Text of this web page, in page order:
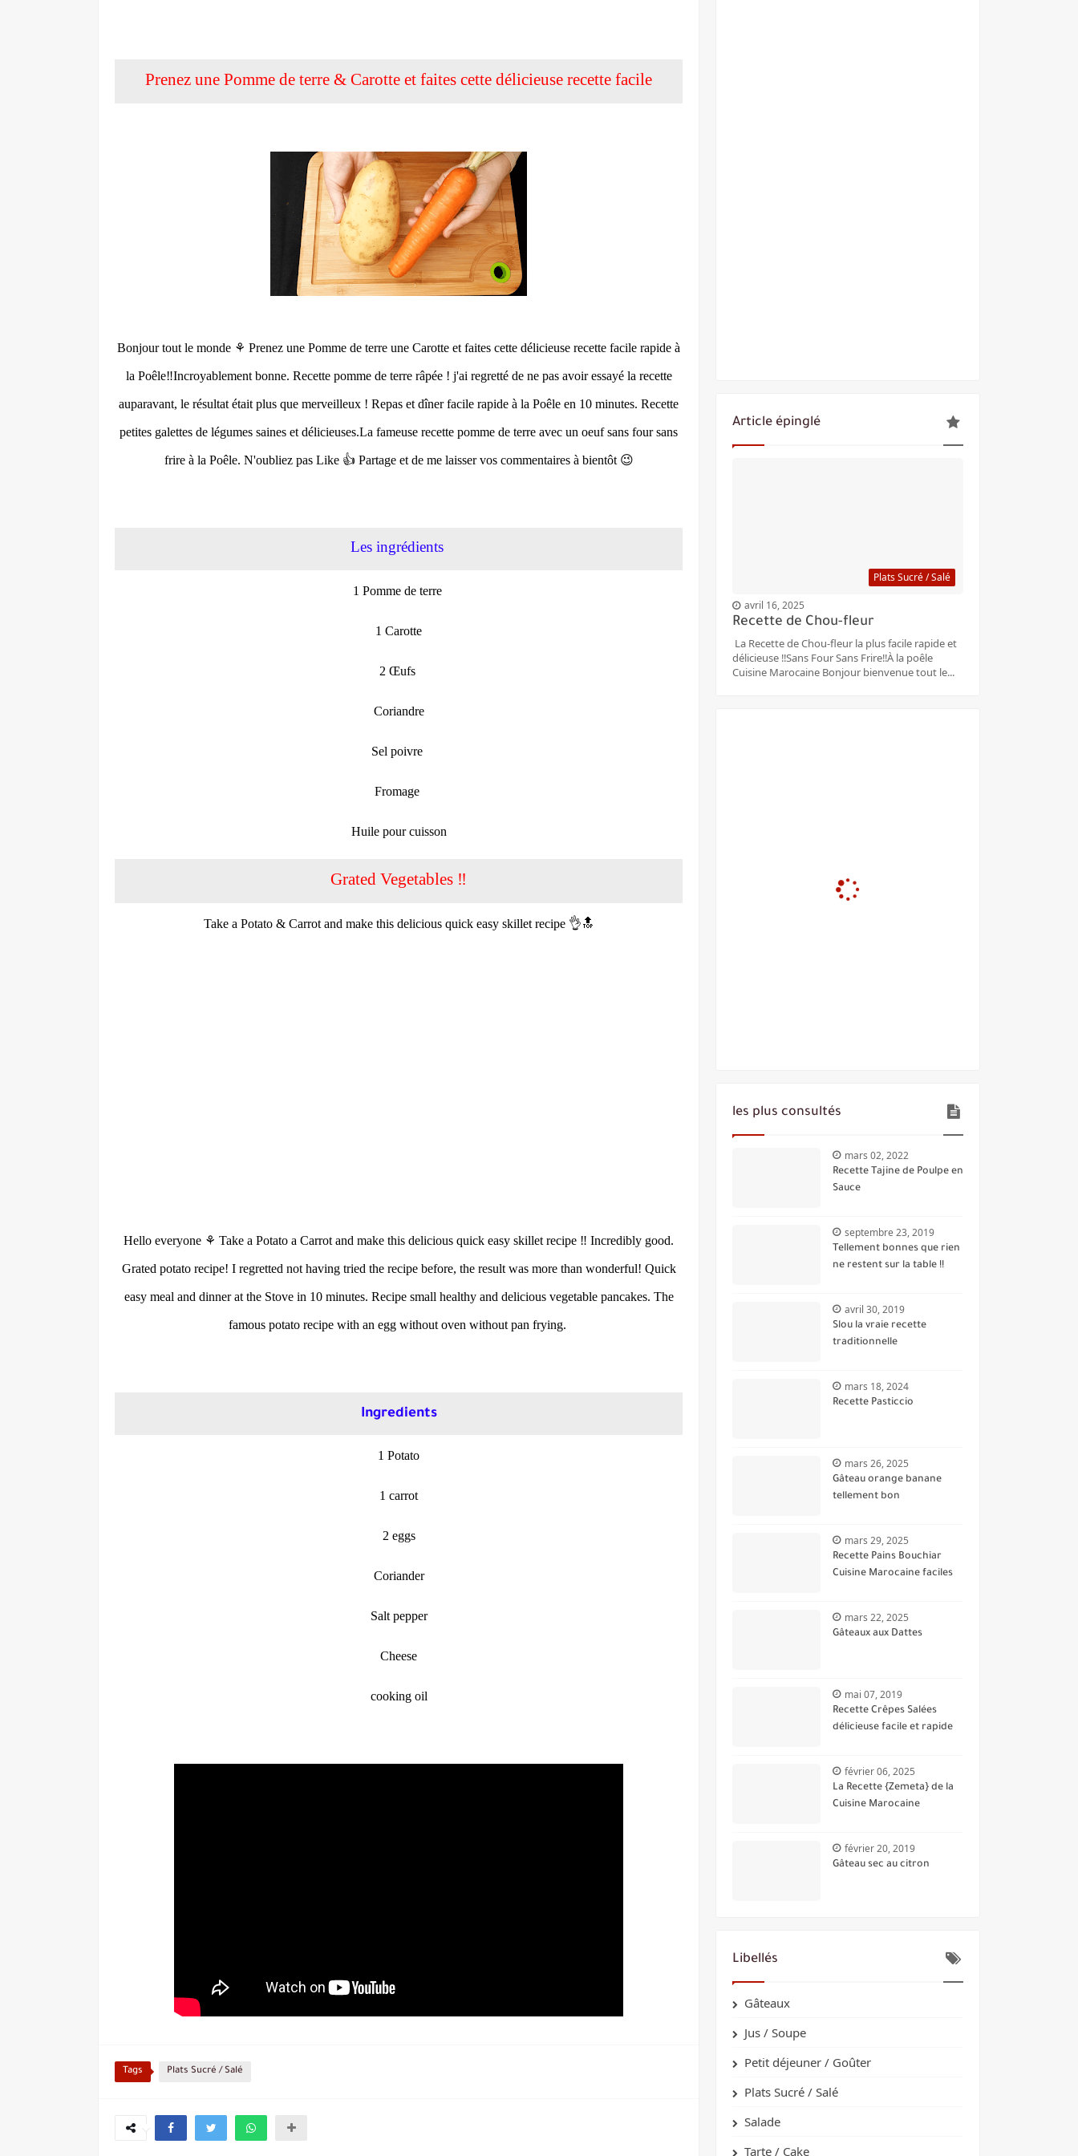
Prenez une Pomme de terre & Carotte et faites cette délicieuse recette facile
Bonjour tout le monde ⚘ Prenez une Pomme de terre une Carotte et faites cette délicieuse recette facile rapide à
la Poêle‼️Incroyablement bonne. Recette pomme de terre râpée ! j'ai regretté de ne pas avoir essayé la recette
auparavant, le résultat était plus que merveilleux ! Repas et dîner facile rapide à la Poêle en 10 minutes. Recette
petites galettes de légumes saines et délicieuses.La fameuse recette pomme de terre avec un oeuf sans four sans
frire à la Poêle. N'oubliez pas Like 👍 Partage et de me laisser vos commentaires à bientôt 😉
Les ingrédients
1 Pomme de terre
1 Carotte
2 Œufs
Coriandre
Sel poivre
Fromage
Huile pour cuisson
Grated Vegetables ‼️
Take a Potato & Carrot and make this delicious quick easy skillet recipe 👌🔝
Hello everyone ⚘ Take a Potato a Carrot and make this delicious quick easy skillet recipe ‼️ Incredibly good.
Grated potato recipe! I regretted not having tried the recipe before, the result was more than wonderful! Quick
easy meal and dinner at the Stove in 10 minutes. Recipe small healthy and delicious vegetable pancakes. The
famous potato recipe with an egg without oven without pan frying.
Ingredients
1 Potato
1 carrot
2 eggs
Coriander
Salt pepper
Cheese
cooking oil
Tags Plats Sucré / Salé
Article épinglé
Plats Sucré / Salé
avril 16, 2025
Recette de Chou-fleur
La Recette de Chou-fleur la plus facile rapide et
délicieuse ‼️Sans Four Sans Frire‼️À la poêle
Cuisine Marocaine Bonjour bienvenue tout le...
les plus consultés
mars 02, 2022
Recette Tajine de Poulpe en
Sauce
septembre 23, 2019
Tellement bonnes que rien
ne restent sur la table !!
avril 30, 2019
Slou la vraie recette
traditionnelle
mars 18, 2024
Recette Pasticcio
mars 26, 2025
Gâteau orange banane
tellement bon
mars 29, 2025
Recette Pains Bouchiar
Cuisine Marocaine faciles
mars 22, 2025
Gâteaux aux Dattes
mai 07, 2019
Recette Crêpes Salées
délicieuse facile et rapide
février 06, 2025
La Recette {Zemeta} de la
Cuisine Marocaine
février 20, 2019
Gâteau sec au citron
Libellés
Gâteaux
Jus / Soupe
Petit déjeuner / Goûter
Plats Sucré / Salé
Salade
Tarte / Cake